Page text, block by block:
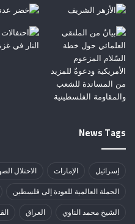
News Tags
إسرائيل الإمارات الاحتلال
الحملة العالمية للعودة إلى فلسطين
الشيخ محمد الناوي العراق